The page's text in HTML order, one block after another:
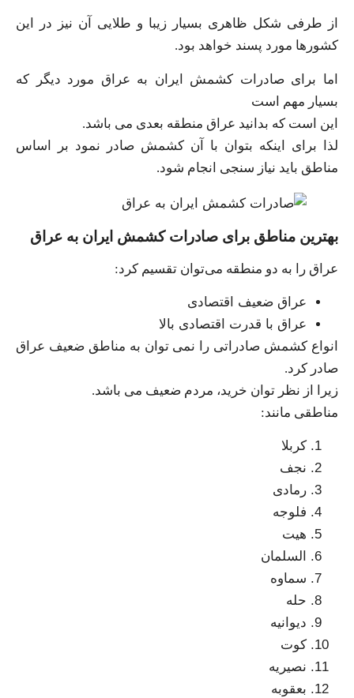
از طرفی شکل ظاهری بسیار زیبا و طلایی آن نیز در این
کشورها مورد پسند خواهد بود.
اما برای صادرات کشمش ایران به عراق مورد دیگر که
بسیار مهم است
این است که بدانید عراق منطقه بعدی می باشد.
لذا برای اینکه بتوان با آن کشمش صادر نمود بر اساس
مناطق باید نیاز سنجی انجام شود.
بهترین مناطق برای صادرات کشمش ایران به عراق
عراق را به دو منطقه می‌توان تقسیم کرد:
عراق ضعیف اقتصادی
عراق با قدرت اقتصادی بالا
انواع کشمش صادراتی را نمی توان به مناطق ضعیف عراق
صادر کرد.
زیرا از نظر توان خرید، مردم ضعیف می باشد.
مناطقی مانند:
کربلا
نجف
رمادی
فلوجه
هیت
السلمان
سماوه
حله
دیوانیه
کوت
نصیریه
بعقوبه